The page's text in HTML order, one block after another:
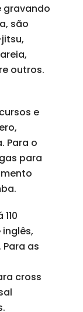
gravando
são
outros.
e
Para o
para
as
cross